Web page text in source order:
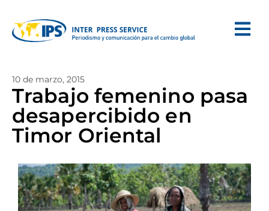
10 de marzo, 2015
Trabajo femenino pasa
desapercibido en
Timor Oriental